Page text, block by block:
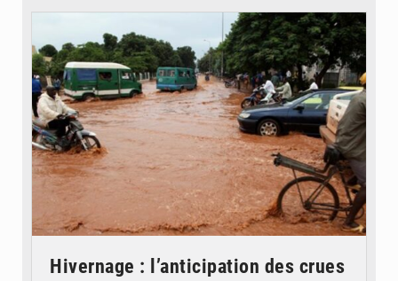
Hivernage : l’anticipation des crues